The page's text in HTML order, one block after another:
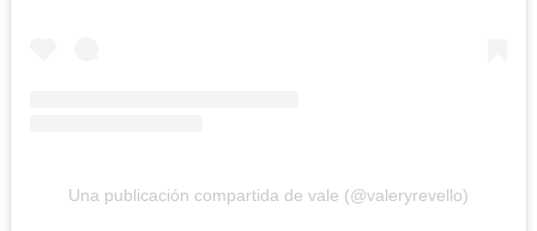
Una publicación compartida de vale (@valeryrevello)